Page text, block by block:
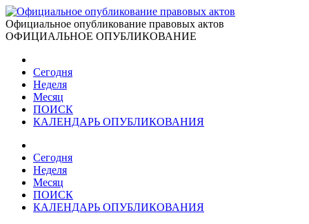
Официальное опубликование правовых актов
ОФИЦИАЛЬНОЕ ОПУБЛИКОВАНИЕ
Сегодня
Неделя
Месяц
ПОИСК
КАЛЕНДАРЬ ОПУБЛИКОВАНИЯ
Сегодня
Неделя
Месяц
ПОИСК
КАЛЕНДАРЬ ОПУБЛИКОВАНИЯ